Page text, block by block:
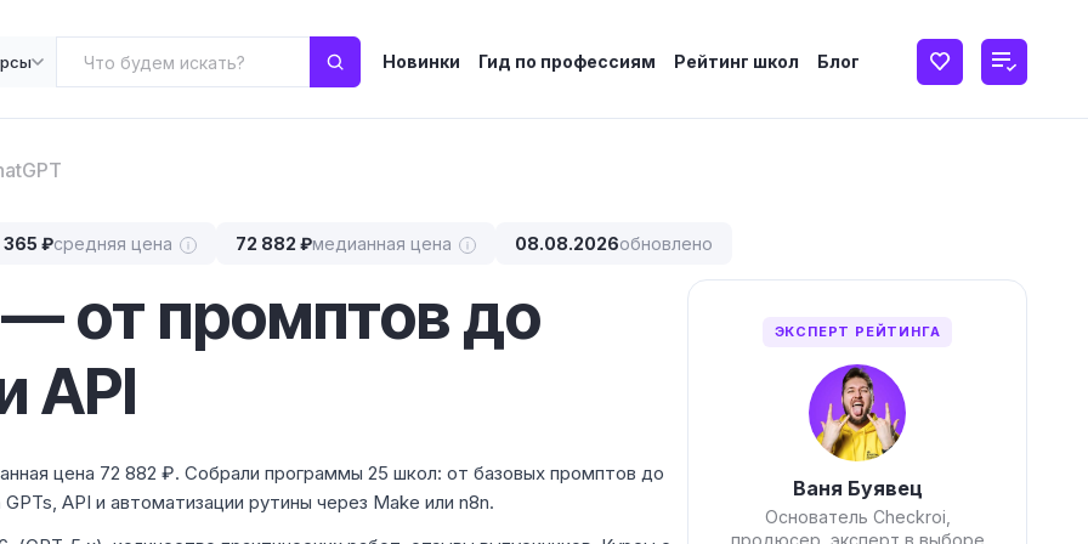
Новинки Гид по профессиям Рейтинг школ Блог
365 ₽средняя цена 72 882 ₽медианная цена 08.08.2026обновлено
от промптов до
API
цена 72 882 ₽. Собрали программы 25 школ: от базовых промптов до
API и автоматизации рутины через Make или n8n.
ЭКСПЕРТ РЕЙТИНГА
Ваня Буявец
Основатель Checkroi,
продюсер, эксперт в выборе